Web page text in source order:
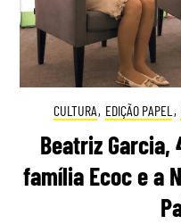
CULTURA, EDIÇÃO PAPEL ,
Beatriz Garcia,
família Ecoc e a